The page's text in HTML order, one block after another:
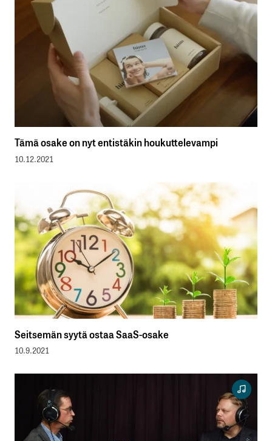
Tämä osake on nyt entistäkin houkuttelevampi
10.12.2021
Seitsemän syytä ostaa SaaS-osake
10.9.2021